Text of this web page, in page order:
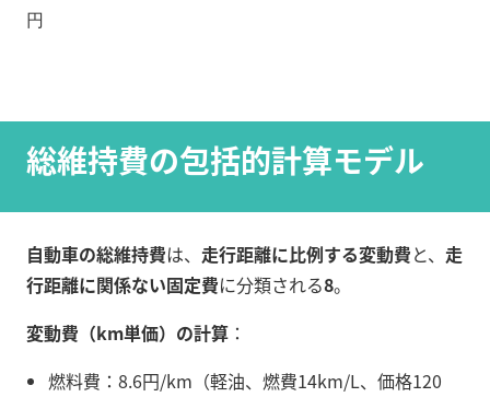
円
総維持費の包括的計算モデル
自動車の総維持費は、 走行距離に比例する変動費と、 走
行距離に関係ない固定費に分類される8。
変動費（km単価）の計算 ：
燃料費：8.6円/km（軽油、燃費14km/L、価格120